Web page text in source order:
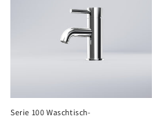
Serie 100 Waschtisch-